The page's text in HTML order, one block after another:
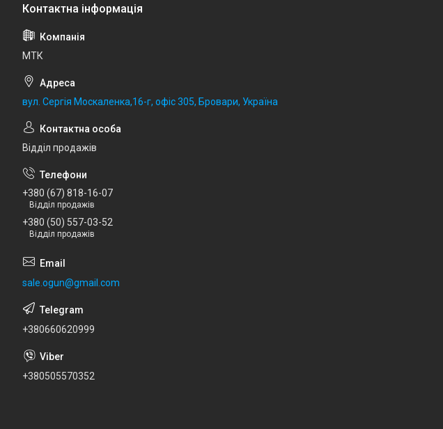
МТК
вул. Сергія Москаленка,16-г, офіс 305, Бровари, Україна
Відділ продажів
+380 (67) 818-16-07
Відділ продажів
+380 (50) 557-03-52
Відділ продажів
sale.ogun@gmail.com
+380660620999
+380505570352